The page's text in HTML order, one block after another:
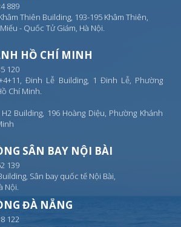
889
Thiên Building, 193-195 Khâm Thiên,
- Quốc Tử Giám, Hà Nội.
HỒ CHÍ MINH
120
Đinh Lễ Building, 1 Đinh Lễ, Phường
Chí Minh.
H2 Building, 196 Hoàng Diệu, Phường Khánh
SÂN BAY NỘI BÀI
139
Sân bay quốc tế Nội Bài,
Nội.
ĐÀ NẴNG
122